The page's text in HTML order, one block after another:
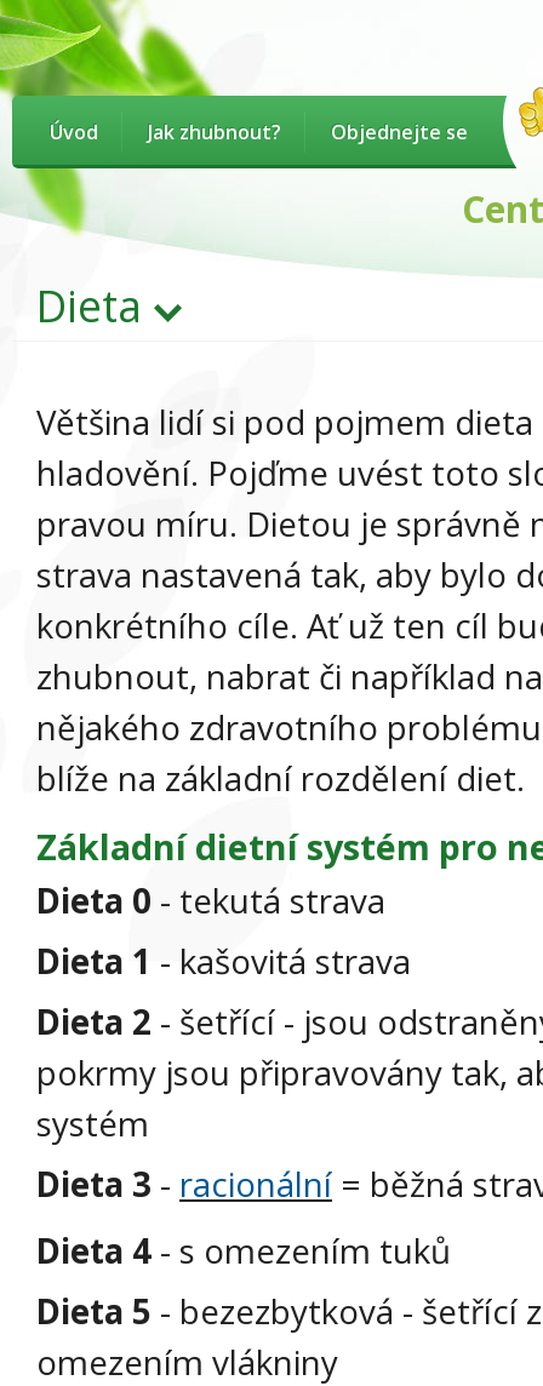
Úvod Jak zhubnout? Objednejte se
Dieta
Většina lidí si pod pojmem
hladovění. Pojďme uvést toto
pravou míru. Dietou je správně
strava nastavená tak, aby bylo
konkrétního cíle. Ať už ten cíl
zhubnout, nabrat či například
nějakého zdravotního
blíže na základní rozdělení diet.
Základní dietní systém pro
Dieta 0 - tekutá strava
Dieta 1 - kašovitá strava
Dieta 2 - šetřící - jsou
pokrmy jsou připravovány tak,
systém
Dieta 3 - racionální = běžná
Dieta 4 - s omezením tuků
Dieta 5 - bezezbytková - šetřící
omezením vlákniny